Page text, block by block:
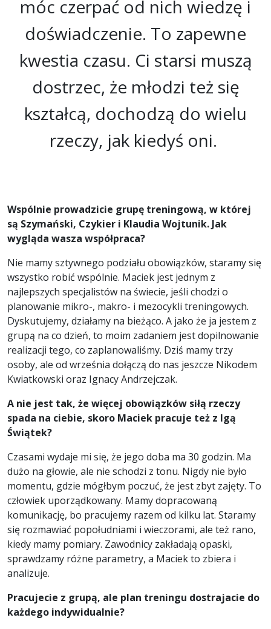
móc czerpać od nich wiedzę i
doświadczenie. To zapewne
kwestia czasu. Ci starsi muszą
dostrzec, że młodzi też się
kształcą, dochodzą do wielu
rzeczy, jak kiedyś oni.
Wspólnie prowadzicie grupę treningową, w której
są Szymański, Czykier i Klaudia Wojtunik. Jak
wygląda wasza współpraca?
Nie mamy sztywnego podziału obowiązków, staramy się
wszystko robić wspólnie. Maciek jest jednym z
najlepszych specjalistów na świecie, jeśli chodzi o
planowanie mikro-, makro- i mezocykli treningowych.
Dyskutujemy, działamy na bieżąco. A jako że ja jestem z
grupą na co dzień, to moim zadaniem jest dopilnowanie
realizacji tego, co zaplanowaliśmy. Dziś mamy trzy
osoby, ale od września dołączą do nas jeszcze Nikodem
Kwiatkowski oraz Ignacy Andrzejczak.
A nie jest tak, że więcej obowiązków siłą rzeczy
spada na ciebie, skoro Maciek pracuje też z Igą
Świątek?
Czasami wydaje mi się, że jego doba ma 30 godzin. Ma
dużo na głowie, ale nie schodzi z tonu. Nigdy nie było
momentu, gdzie mógłbym poczuć, że jest zbyt zajęty. To
człowiek uporządkowany. Mamy dopracowaną
komunikację, bo pracujemy razem od kilku lat. Staramy
się rozmawiać popołudniami i wieczorami, ale też rano,
kiedy mamy pomiary. Zawodnicy zakładają opaski,
sprawdzamy różne parametry, a Maciek to zbiera i
analizuje.
Pracujecie z grupą, ale plan treningu dostrajacie do
każdego indywidualnie?